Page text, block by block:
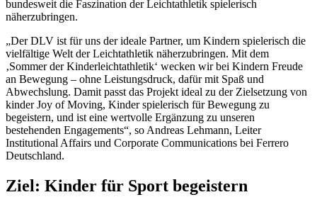
bundesweit die Faszination der Leichtathletik spielerisch
näherzubringen.
„Der DLV ist für uns der ideale Partner, um Kindern spielerisch die
vielfältige Welt der Leichtathletik näherzubringen. Mit dem
‚Sommer der Kinderleichtathletik‘ wecken wir bei Kindern Freude
an Bewegung – ohne Leistungsdruck, dafür mit Spaß und
Abwechslung. Damit passt das Projekt ideal zu der Zielsetzung von
kinder Joy of Moving, Kinder spielerisch für Bewegung zu
begeistern, und ist eine wertvolle Ergänzung zu unseren
bestehenden Engagements“, so Andreas Lehmann, Leiter
Institutional Affairs und Corporate Communications bei Ferrero
Deutschland.
Ziel: Kinder für Sport begeistern